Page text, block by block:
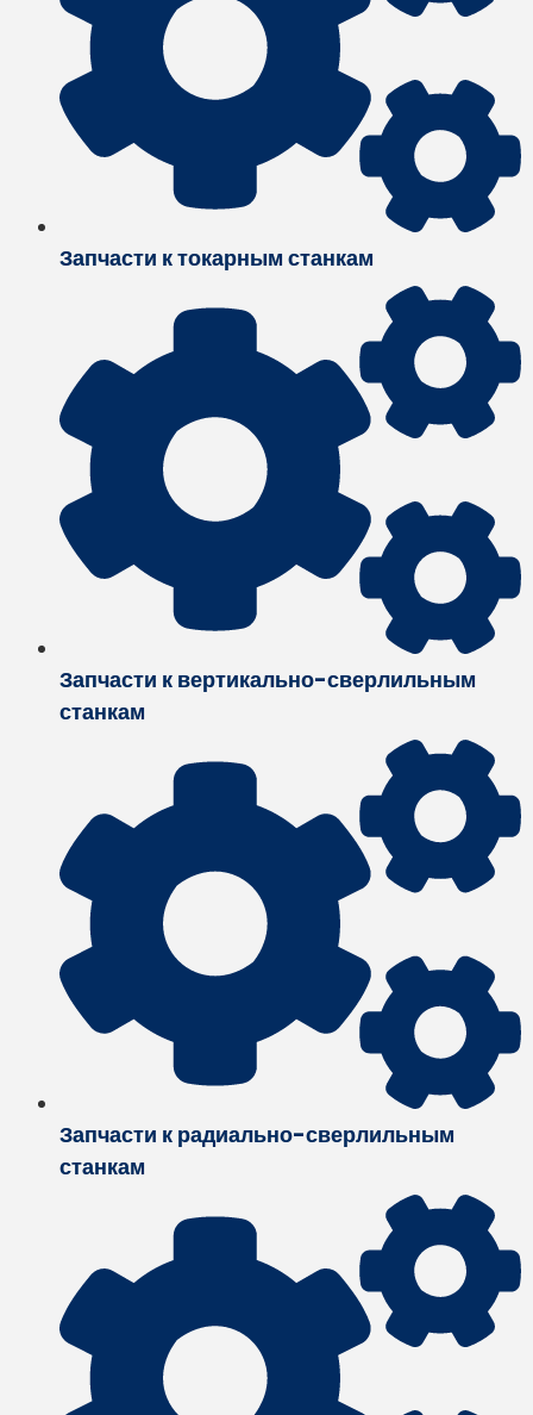
Запчасти к токарным станкам
Запчасти к вертикально-сверлильным
станкам
Запчасти к радиально-сверлильным
станкам